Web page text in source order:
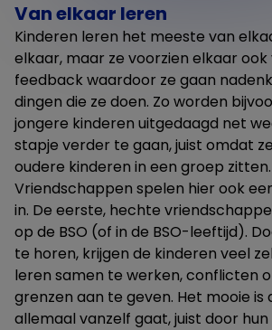
Van elkaar leren
Kinderen leren het meeste van
elkaar, maar ze voorzien elkaar
feedback waardoor ze gaan
dingen die ze doen. Zo worden
jongere kinderen uitgedaagd net
stapje verder te gaan, juist omdat
oudere kinderen in een groep zitten.
Vriendschappen spelen hier ook
in. De eerste, hechte
op de BSO (of in de BSO-leeftijd).
te horen, krijgen de kinderen veel
leren samen te werken, conflicten
grenzen aan te geven. Het mooie is
allemaal vanzelf gaat, juist door